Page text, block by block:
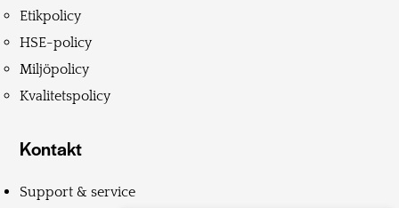
Etikpolicy
HSE-policy
Miljöpolicy
Kvalitetspolicy
Kontakt
Support & service